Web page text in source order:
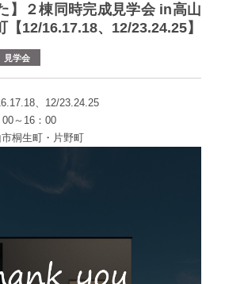
】２棟同時完成見学会 in高山
12/16.17.18、12/23.24.25】
見学会
、12/23.24.25
00～16：00
桐生町・片野町